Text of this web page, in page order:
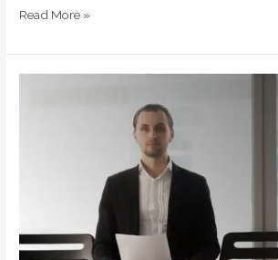
Read More »
funcionários?